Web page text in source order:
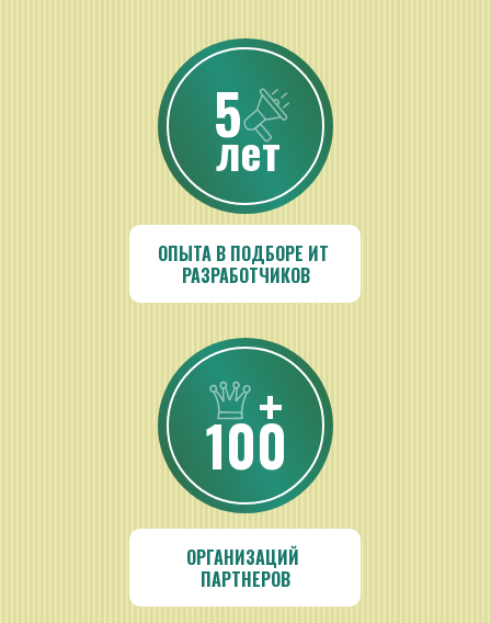
ОПЫТА В ПОДБОРЕ ИТ
РАЗРАБОТЧИКОВ
ОРГАНИЗАЦИЙ
ПАРТНЕРОВ
5
лет
100
+